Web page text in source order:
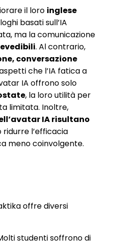
il loro inglese
basati sull’IA
ma la comunicazione
. Al contrario,
conversazione
che l’IA fatica a
IA offrono solo
, la loro utilità per
limitata. Inoltre,
IA risultano
ridurre l’efficacia
meno coinvolgente.
offre diversi
studenti soffrono di